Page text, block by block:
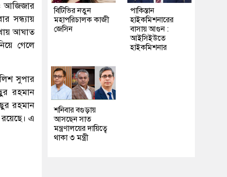
আজিজার
সন্ধ্যায়
আঘাত
গেলে
সুপার
রহমান
রহমান
এ
বিটিভির নতুন
মহাপরিচালক কাজী
জেসিন
পাকিস্তান
হাইকমিশনারের
বাসায় আগুন :
আইসিইউতে
হাইকমিশনার
শনিবার বগুড়ায়
আসছেন সাত
মন্ত্রণালয়ের দায়িত্বে
থাকা ৩ মন্ত্রী